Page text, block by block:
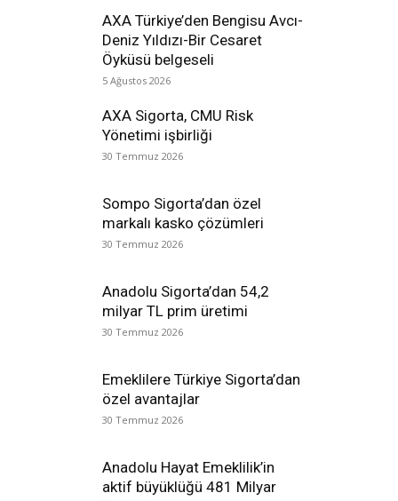
AXA Türkiye’den Bengisu Avcı-
Deniz Yıldızı-Bir Cesaret
Öyküsü belgeseli
5 Ağustos 2026
AXA Sigorta, CMU Risk
Yönetimi işbirliği
30 Temmuz 2026
Sompo Sigorta’dan özel
markalı kasko çözümleri
30 Temmuz 2026
Anadolu Sigorta’dan 54,2
milyar TL prim üretimi
30 Temmuz 2026
Emeklilere Türkiye Sigorta’dan
özel avantajlar
30 Temmuz 2026
Anadolu Hayat Emeklilik’in
aktif büyüklüğü 481 Milyar